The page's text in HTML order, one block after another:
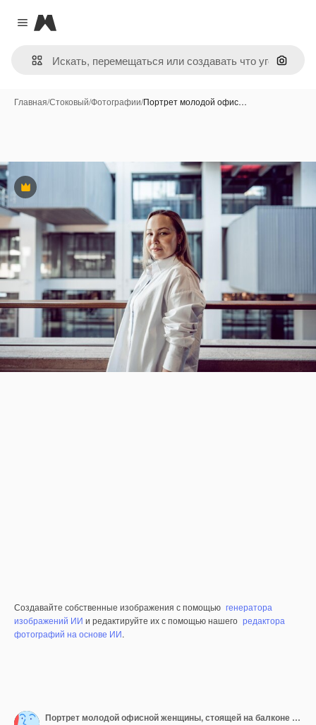
Close menu
Magnific
Поиск
Главная/Стоковый/Фотографии/Портрет молодой офис…
Премиум
Создавайте собственные изображения с помощью генератора
изображений ИИ и редактируйте их с помощью нашего редактора
фотографий на основе ИИ.
Портрет молодой офисной женщины, стоящей на балконе и наслаждающейся видом на город